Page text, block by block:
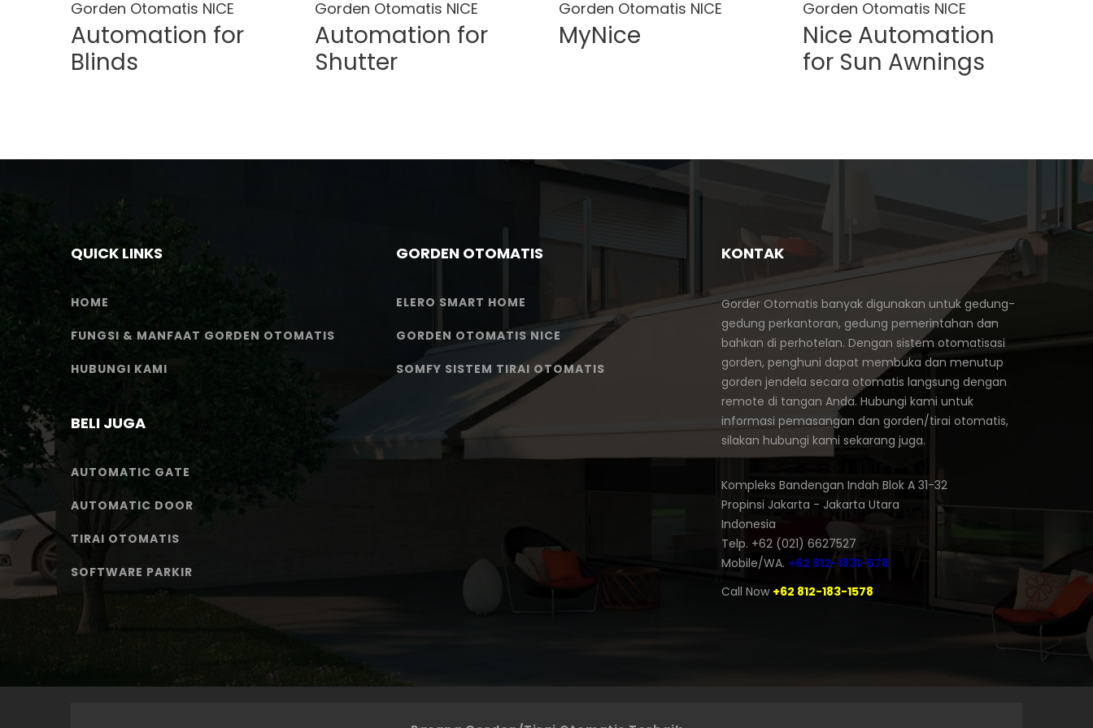
Gorden Otomatis NICE
Automation for
Blinds
Gorden Otomatis NICE
Automation for
Shutter
Gorden Otomatis NICE
MyNice
Gorden Otomatis NICE
Nice Automation
for Sun Awnings
QUICK LINKS
HOME
FUNGSI & MANFAAT GORDEN OTOMATIS
HUBUNGI KAMI
BELI JUGA
AUTOMATIC GATE
AUTOMATIC DOOR
TIRAI OTOMATIS
SOFTWARE PARKIR
GORDEN OTOMATIS
ELERO SMART HOME
GORDEN OTOMATIS NICE
SOMFY SISTEM TIRAI OTOMATIS
KONTAK
Gorder Otomatis banyak digunakan untuk gedung-
gedung perkantoran, gedung pemerintahan dan
bahkan di perhotelan. Dengan sistem otomatisasi
gorden, penghuni dapat membuka dan menutup
gorden jendela secara otomatis langsung dengan
remote di tangan Anda. Hubungi kami untuk
informasi pemasangan dan gorden/tirai otomatis,
silakan hubungi kami sekarang juga.
Kompleks Bandengan Indah Blok A 31-32
Propinsi Jakarta - Jakarta Utara
Indonesia
Telp. +62 (021) 6627527
Mobile/WA. +62 812-1831-578
Call Now +62 812-183-1578